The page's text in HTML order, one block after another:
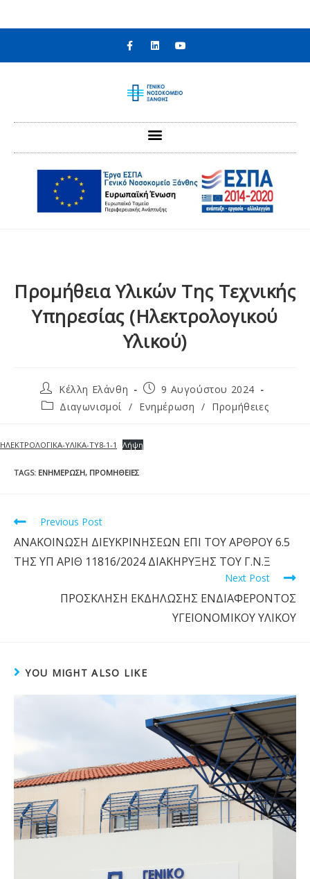
Προμήθεια Υλικών Της Τεχνικής
Υπηρεσίας (Ηλεκτρολογικού
Υλικού)
Κέλλη Ελάνθη
9 Αυγούστου 2024
Διαγωνισμοί / Ενημέρωση / Προμήθειες
ΗΛΕΚΤΡΟΛΟΓΙΚΑ-ΥΛΙΚΑ-ΤΥ8-1-1 Λήψη
TAGS: ΕΝΗΜΈΡΩΣΗ, ΠΡΟΜΉΘΕΙΕΣ
Previous Post
ΑΝΑΚΟΙΝΩΣΗ ΔΙΕΥΚΡΙΝΗΣΕΩΝ ΕΠΙ ΤΟΥ ΑΡΘΡΟΥ 6.5
ΤΗΣ ΥΠ ΑΡΙΘ 11816/2024 ΔΙΑΚΗΡΥΞΗΣ ΤΟΥ Γ.Ν.Ξ
Next Post
ΠΡΟΣΚΛΗΣΗ ΕΚΔΗΛΩΣΗΣ ΕΝΔΙΑΦΕΡΟΝΤΟΣ
ΥΓΕΙΟΝΟΜΙΚΟΥ ΥΛΙΚΟΥ
YOU MIGHT ALSO LIKE